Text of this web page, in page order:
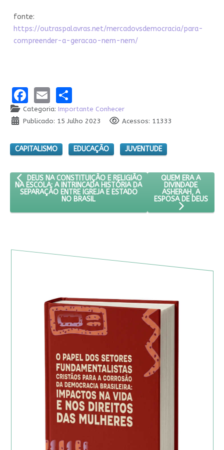
fonte:
https://outraspalavras.net/mercadovsdemocracia/para-
compreender-a-geracao-nem-nem/
Facebook
EmailShare
Categoria: Importante Conhecer
Publicado: 15 Julho 2023
Acessos: 11333
CAPITALISMO EDUCAÇÃO JUVENTUDE
ARTIGO ANTERIOR: DEUS NA CONSTITUIÇÃO E RELIGIÃO NA
DEUS NA CONSTITUIÇÃO E RELIGIÃO
NA ESCOLA: A INTRINCADA HISTÓRIA DA
SEPARAÇÃO ENTRE IGREJA E ESTADO
NO BRASIL
PRÓXIMO ARTIGO:
QUEM ERA A
DIVINDADE
ASHERAH, A
ESPOSA DE DEUS